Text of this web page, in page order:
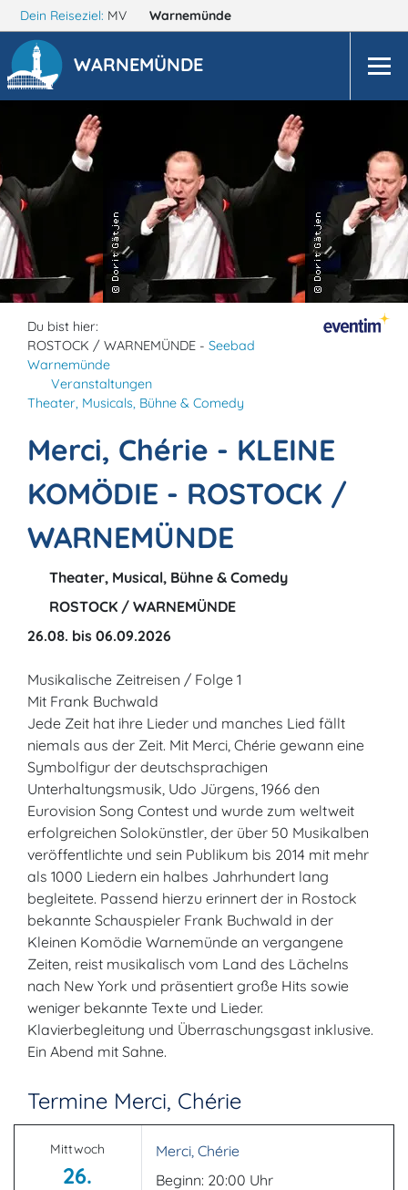
Dein Reiseziel: MV Warnemünde
WARNEMÜNDE
Du bist hier:
ROSTOCK / WARNEMÜNDE - Seebad
Warnemünde
Veranstaltungen
Theater, Musicals, Bühne & Comedy
Merci, Chérie - KLEINE
KOMÖDIE - ROSTOCK /
WARNEMÜNDE
Theater, Musical, Bühne & Comedy
ROSTOCK / WARNEMÜNDE
26.08. bis 06.09.2026
Musikalische Zeitreisen / Folge 1
Mit Frank Buchwald
Jede Zeit hat ihre Lieder und manches Lied fällt
niemals aus der Zeit. Mit Merci, Chérie gewann eine
Symbolfigur der deutschsprachigen
Unterhaltungsmusik, Udo Jürgens, 1966 den
Eurovision Song Contest und wurde zum weltweit
erfolgreichen Solokünstler, der über 50 Musikalben
veröffentlichte und sein Publikum bis 2014 mit mehr
als 1000 Liedern ein halbes Jahrhundert lang
begleitete. Passend hierzu erinnert der in Rostock
bekannte Schauspieler Frank Buchwald in der
Kleinen Komödie Warnemünde an vergangene
Zeiten, reist musikalisch vom Land des Lächelns
nach New York und präsentiert große Hits sowie
weniger bekannte Texte und Lieder.
Klavierbegleitung und Überraschungsgast inklusive.
Ein Abend mit Sahne.
Termine Merci, Chérie
Mittwoch
26.
Merci, Chérie
Beginn: 20:00 Uhr